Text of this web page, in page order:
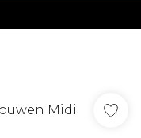
Midi